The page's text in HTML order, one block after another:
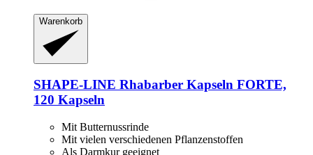
Warenkorb
SHAPE-LINE Rhabarber Kapseln FORTE,
120 Kapseln
Mit Butternussrinde
Mit vielen verschiedenen Pflanzenstoffen
Als Darmkur geeignet